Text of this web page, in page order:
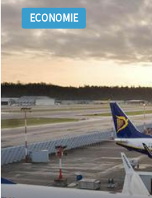
mai
„combustibil
pentru
pentru
aproximativ
șase
săptămâni”,
spune
șeful
AIE
ECONOMIE